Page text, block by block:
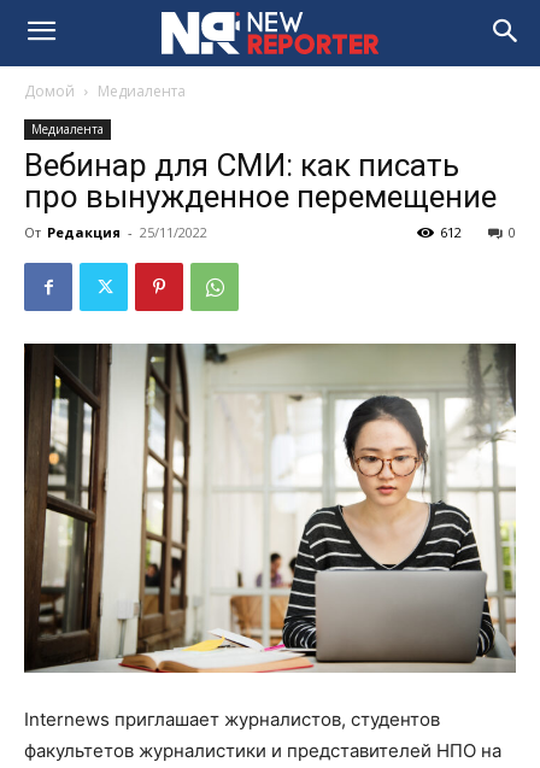
Домой Медиалента
Медиалента
Вебинар для СМИ: как писать
про вынужденное перемещение
От Редакция - 25/11/2022 0
612
Internews приглашает журналистов, студентов
факультетов журналистики и представителей НПО на